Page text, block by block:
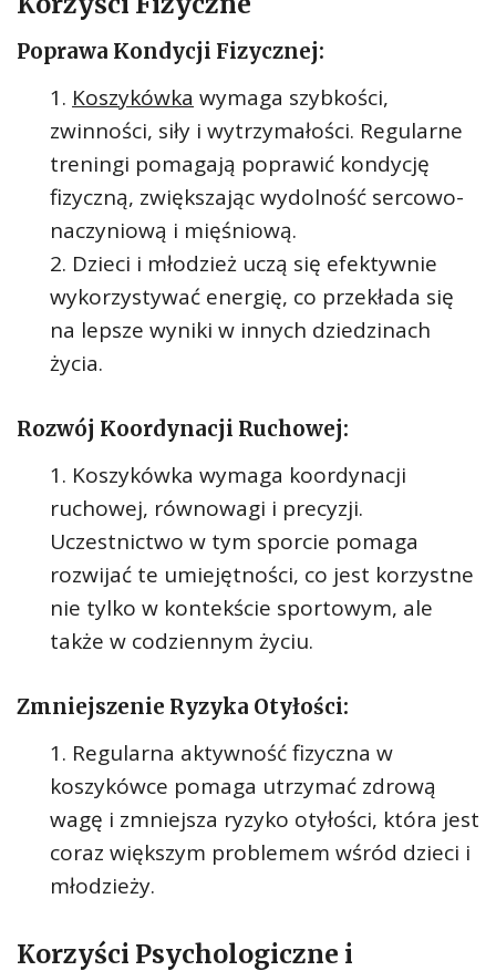
Poprawa Kondycji Fizycznej:
Koszykówka wymaga szybkości,
zwinności, siły i wytrzymałości. Regularne
treningi pomagają poprawić kondycję
fizyczną, zwiększając wydolność sercowo-
naczyniową i mięśniową.
Dzieci i młodzież uczą się efektywnie
wykorzystywać energię, co przekłada się
na lepsze wyniki w innych dziedzinach
życia.
Rozwój Koordynacji Ruchowej:
Koszykówka wymaga koordynacji
ruchowej, równowagi i precyzji.
Uczestnictwo w tym sporcie pomaga
rozwijać te umiejętności, co jest korzystne
nie tylko w kontekście sportowym, ale
także w codziennym życiu.
Zmniejszenie Ryzyka Otyłości:
Regularna aktywność fizyczna w
koszykówce pomaga utrzymać zdrową
wagę i zmniejsza ryzyko otyłości, która jest
coraz większym problemem wśród dzieci i
młodzieży.
Korzyści Psychologiczne i